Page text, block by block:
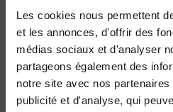
Les cookies nous permettent
et les annonces, d'offrir des
médias sociaux et d'analyser
partageons également des
notre site avec nos
publicité et d'analyse, qui
La France en mutation